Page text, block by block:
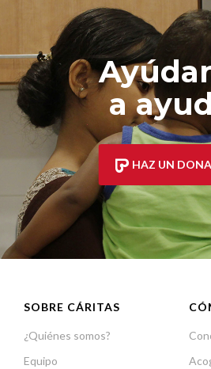
a
HAZ UN
SOBRE CÁRITAS
¿Quiénes somos?
Equipo